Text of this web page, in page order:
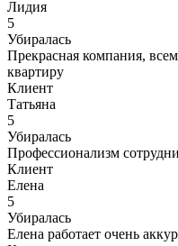
Лидия
5
Убиралась
Прекрасная компания,
квартиру
Клиент
Татьяна
5
Убиралась
Профессионализм
Клиент
Елена
5
Убиралась
Елена работает очень